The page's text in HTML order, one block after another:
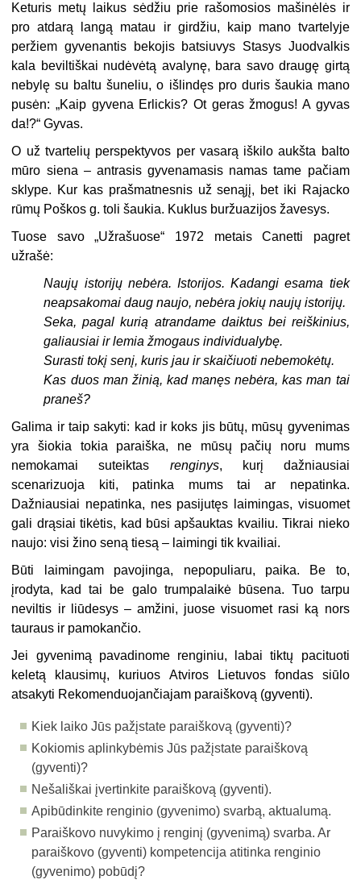
Keturis metų laikus sėdžiu prie rašomosios mašinėlės ir
pro atdarą langą matau ir girdžiu, kaip mano tvartelyje
peržiem gyvenantis bekojis batsiuvys Stasys Juodvalkis
kala beviltiškai nudėvėtą avalynę, bara savo draugę girtą
nebylę su baltu šuneliu, o išlindęs pro duris šaukia mano
pusėn: „Kaip gyvena Erlickis? Ot geras žmogus! A gyvas
da!?“ Gyvas.
O už tvartelių perspektyvos per vasarą iškilo aukšta balto
mūro siena – antrasis gyvenamasis namas tame pačiam
sklype. Kur kas prašmatnesnis už senąjį, bet iki Rajacko
rūmų Poškos g. toli šaukia. Kuklus buržuazijos žavesys.
Tuose savo „Užrašuose“ 1972 metais Canetti pagret
užrašė:
Naujų istorijų nebėra. Istorijos. Kadangi esama tiek
neapsakomai daug naujo, nebėra jokių naujų istorijų.
Seka, pagal kurią atrandame daiktus bei reiškinius,
galiausiai ir lemia žmogaus individualybę.
Surasti tokį senį, kuris jau ir skaičiuoti nebemokėtų.
Kas duos man žinią, kad manęs nebėra, kas man tai
praneš?
Galima ir taip sakyti: kad ir koks jis būtų, mūsų gyvenimas
yra šiokia tokia paraiška, ne mūsų pačių noru mums
nemokamai suteiktas renginys, kurį dažniausiai
scenarizuoja kiti, patinka mums tai ar nepatinka.
Dažniausiai nepatinka, nes pasijutęs laimingas, visuomet
gali drąsiai tikėtis, kad būsi apšauktas kvailiu. Tikrai nieko
naujo: visi žino seną tiesą – laimingi tik kvailiai.
Būti laimingam pavojinga, nepopuliaru, paika. Be to,
įrodyta, kad tai be galo trumpalaikė būsena. Tuo tarpu
neviltis ir liūdesys – amžini, juose visuomet rasi ką nors
tauraus ir pamokančio.
Jei gyvenimą pavadinome renginiu, labai tiktų pacituoti
keletą klausimų, kuriuos Atviros Lietuvos fondas siūlo
atsakyti Rekomenduojančiajam paraiškovą (gyventi).
Kiek laiko Jūs pažįstate paraiškovą (gyventi)?
Kokiomis aplinkybėmis Jūs pažįstate paraiškovą
(gyventi)?
Nešališkai įvertinkite paraiškovą (gyventi).
Apibūdinkite renginio (gyvenimo) svarbą, aktualumą.
Paraiškovo nuvykimo į renginį (gyvenimą) svarba. Ar
paraiškovo (gyven­ti) kompetencija atitinka renginio
(gyvenimo) pobūdį?